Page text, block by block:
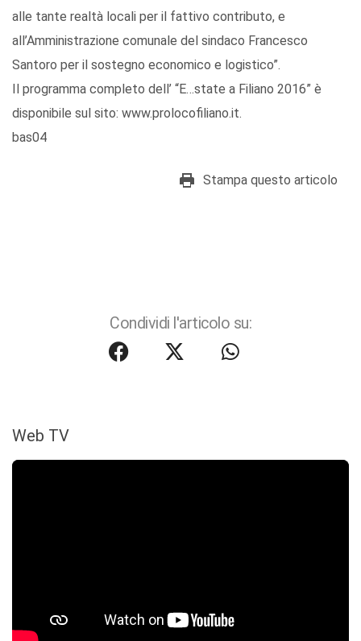
alle tante realtà locali per il fattivo contributo, e
all’Amministrazione comunale del sindaco Francesco
Santoro per il sostegno economico e logistico”.
Il programma completo dell’ “E…state a Filiano 2016” è
disponibile sul sito: www.prolocofiliano.it.
bas04
Stampa questo articolo
Condividi l'articolo su:
Web TV